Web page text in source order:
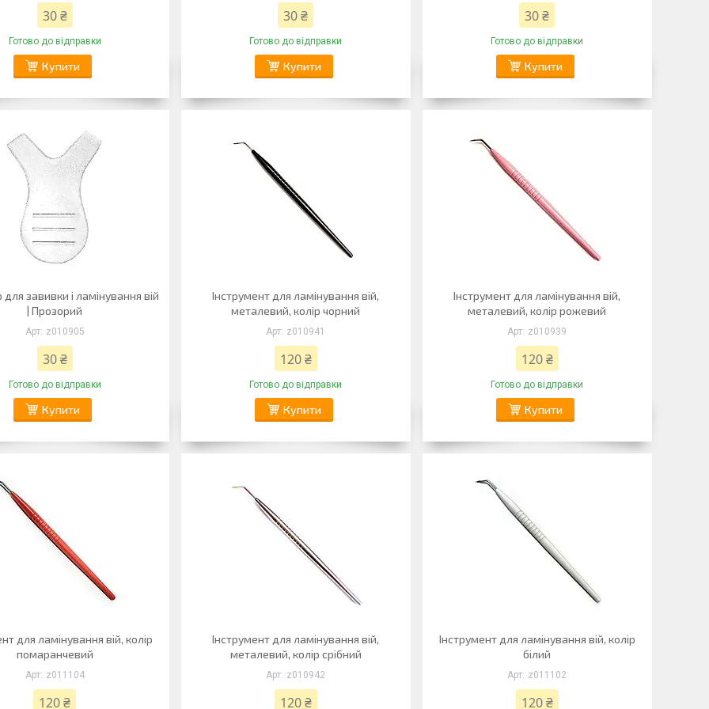
30 ₴
Готово до відправки
Купити
30 ₴
Готово до відправки
Купити
30 ₴
Готово до відправки
Купити
для завивки і ламінування вій
| Прозорий
z010905
30 ₴
Готово до відправки
Купити
Інструмент для ламінування вій,
металевий, колір чорний
z010941
120 ₴
Готово до відправки
Купити
Інструмент для ламінування вій,
металевий, колір рожевий
z010939
120 ₴
Готово до відправки
Купити
для ламінування вій, колір
помаранчевий
z011104
120 ₴
Інструмент для ламінування вій,
металевий, колір срібний
z010942
120 ₴
Інструмент для ламінування вій, колір
білий
z011102
120 ₴